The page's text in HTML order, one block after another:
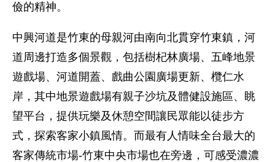
儉的精神。
中興河道是竹東的母親河由南向北貫穿竹東鎮，河
道周邊打造多個景觀，包括樹杞林廣場、五峰地景
遊戲場、河道開蓋、戲曲公園廣場更新、欖仁水
岸，其中地景遊戲場有親子沙坑及體健設施區、眺
望平台，提供玩樂及休憩空間讓民眾能以徒步方
式，探索客家小鎮風情。而最有人情味全台最大的
客家傳統市場-竹東中央市場也在旁邊，可感受濃濃